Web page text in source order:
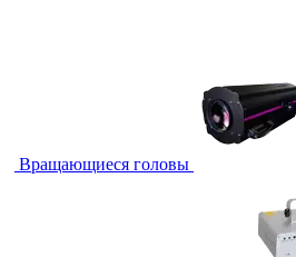
Вращающиеся головы